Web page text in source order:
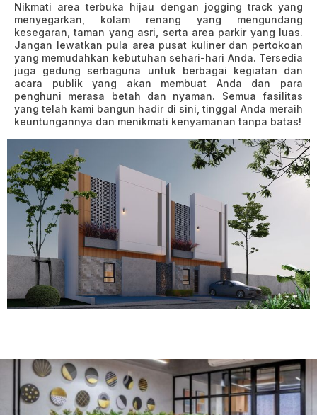
Nikmati area terbuka hijau dengan jogging track yang
menyegarkan, kolam renang yang mengundang
kesegaran, taman yang asri, serta area parkir yang luas.
Jangan lewatkan pula area pusat kuliner dan pertokoan
yang memudahkan kebutuhan sehari-hari Anda. Tersedia
juga gedung serbaguna untuk berbagai kegiatan dan
acara publik yang akan membuat Anda dan para
penghuni merasa betah dan nyaman. Semua fasilitas
yang telah kami bangun hadir di sini, tinggal Anda meraih
keuntungannya dan menikmati kenyamanan tanpa batas!